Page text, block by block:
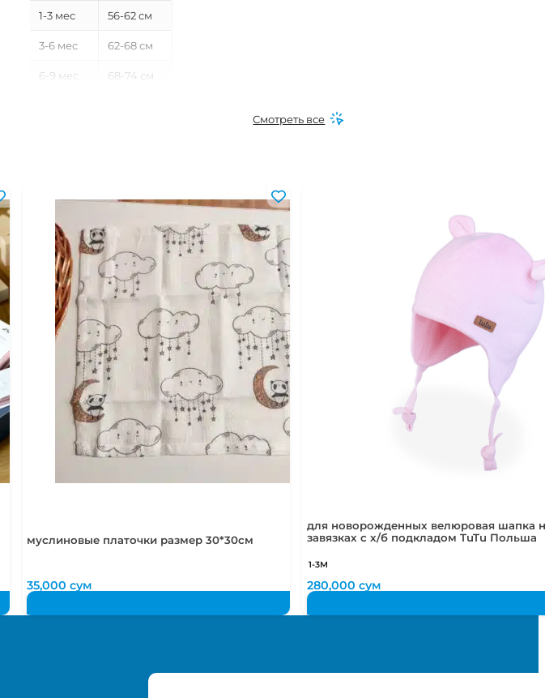
1-3 мес 56-62 см
3-6 мес 62-68 см
6-9 мес 68-74 см
3-4 года 98-104 см
4-5 лет 104-110 см
5-6 лет 110-116 см
Смотреть все
муслиновые платочки размер 30*30см
35,000сум
для новорожденных велюровая шапка
завязках с х/б подкладом TuTu Польша
1-3М
280,000 сум